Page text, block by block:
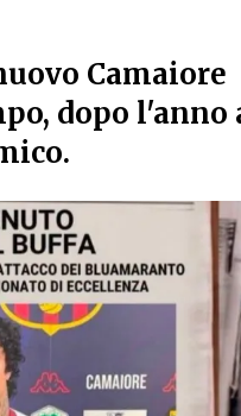
Camaiore
dopo l'anno